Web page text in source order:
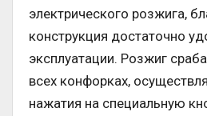
электрического розжига,
конструкция достаточно
эксплуатации. Розжиг
всех конфорках,
нажатия на специальную